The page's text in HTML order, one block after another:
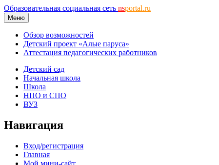
Образовательная социальная сеть nsportal.ru
Меню
Обзор возможностей
Детский проект «Алые паруса»
Аттестация педагогических работников
Детский сад
Начальная школа
Школа
НПО и СПО
ВУЗ
Навигация
Вход/регистрация
Главная
Мой мини-сайт